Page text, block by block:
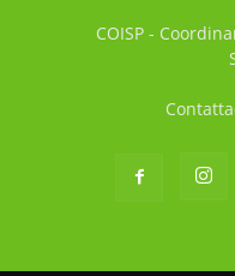
COISP -